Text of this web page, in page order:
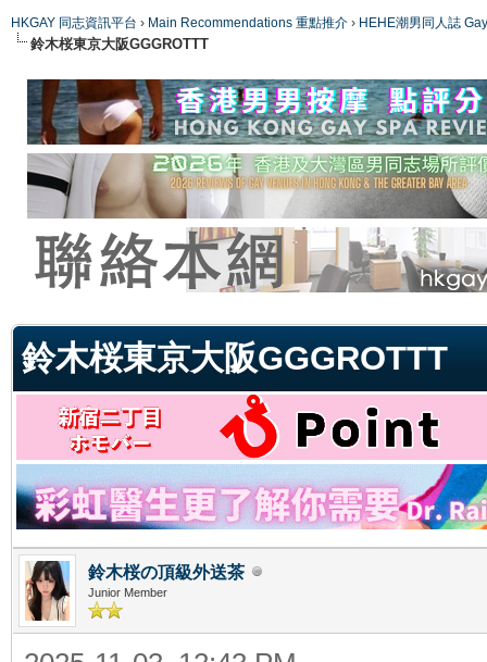
HKGAY 同志資訊平台 › Main Recommendations 重點推介 › HEHE潮男同人誌
鈴木桜東京大阪GGGROTTT
鈴木桜東京大阪GGGROTTT
鈴木桜の頂級外送茶
Junior Member